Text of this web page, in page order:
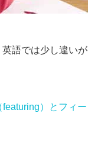
語では少し違いが
）とフィー